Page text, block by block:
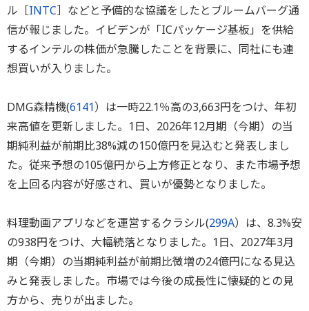
ル［INTC］などと予備的な協議をしたとブルームバーグ通
信が報じました。イビデンが「ICパッケージ基板」を供給
するインテルの株価が急騰したことを背景に、同社にも連
想買いが入りました。
DMG森精機(6141）は一時22.1％高の3,663円をつけ、年初
来高値を更新しました。1日、2026年12月期（今期）の当
期純利益が前期比38%減の150億円を見込むと発表しまし
た。従来予想の105億円から上方修正となり、また市場予想
を上回る内容が好感され、買いが優勢となりました。
料理動画アプリなどを運営するクラシル(299A）は、8.3%安
の938円をつけ、大幅続落となりました。1日、2027年3月
期（今期）の当期純利益が前期比微増の24億円になる見込
みと発表しました。市場では今後の成長性に懐疑的との見
方から、売りが出ました。